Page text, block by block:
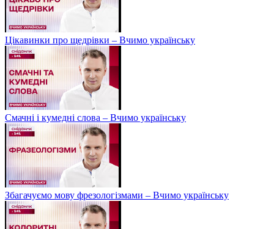
Цікавинки про щедрівки – Вчимо українську
Смачні і кумедні слова – Вчимо українську
Збагачуємо мову фрезологізмами – Вчимо українську